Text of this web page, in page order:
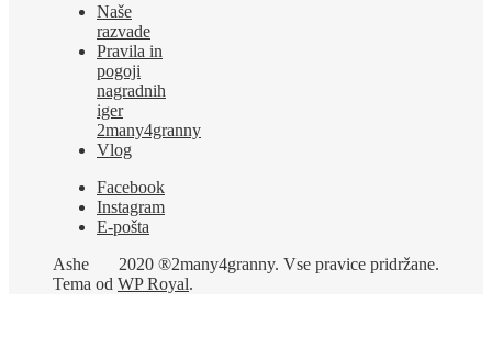
Naše
razvade
Pravila in
pogoji
nagradnih
iger
2many4granny
Vlog
Facebook
Instagram
E-pošta
2020 ®2many4granny. Vse pravice pridržane.
Ashe
Tema od WP Royal.